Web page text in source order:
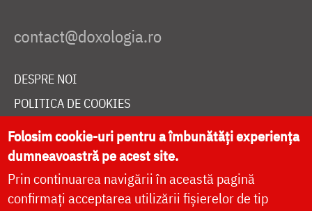
DESPRE NOI
POLITICA DE COOKIES
DONEAZĂ ONLINE PENTRU CATEDRALA NAȚIONALĂ
LIVE
Folosim cookie-uri pentru a îmbunătăți experiența
dumneavoastră pe acest site.
Prin continuarea navigării în această pagină
confirmați acceptarea utilizării fișierelor de tip